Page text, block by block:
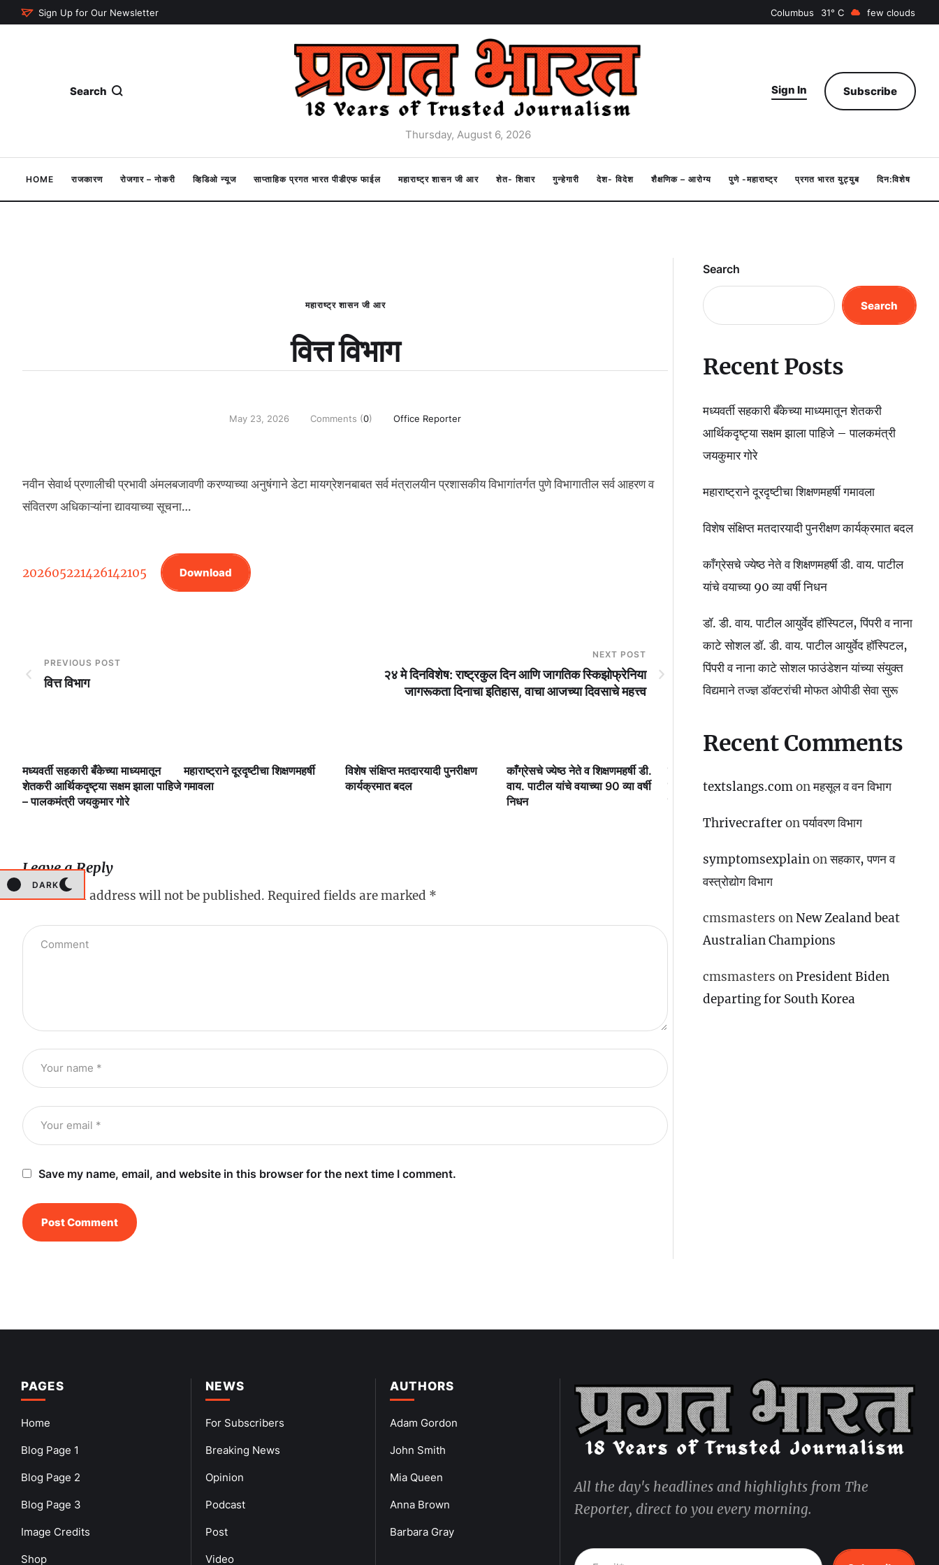
Sign Up for Our Newsletter Columbus 31 few clouds
Search
Thursday, August 6, 2026
Sign In Subscribe
DARK
HOME राजकारण रोजगार – नोकरी व्हिडिओ न्यूज साप्ताहिक प्रगत भारत पीडीएफ फाईल महाराष्ट्र शासन जी आर शेत- शिवार गुन्हेगारी देश- विदेश शैक्षणिक – आरोग्य पुणे -महाराष्ट्र प्रगत भारत युट्युब दिन:विशेष
महाराष्ट्र शासन जी आर
वित्त विभाग
May 23, 2026 Comments (0) Office Reporter
नवीन सेवार्थ प्रणालीची प्रभावी अंमलबजावणी करण्याच्या अनुषंगाने डेटा मायग्रेशनबाबत सर्व मंत्रालयीन प्रशासकीय विभागांतर्गत पुणे विभागातील सर्व आहरण व
संवितरण अधिकाऱ्यांना द्यावयाच्या सूचना…
202605221426142105 Download
PREVIOUS POST
वित्त विभाग
NEXT POST
२४ मे दिनविशेष: राष्ट्रकुल दिन आणि जागतिक स्किझोफ्रेनिया
जागरूकता दिनाचा इतिहास, वाचा आजच्या दिवसाचे महत्त्व
मध्यवर्ती सहकारी बँकेच्या माध्यमातून
शेतकरी आर्थिकदृष्ट्या सक्षम झाला पाहिजे
– पालकमंत्री जयकुमार गोरे
महाराष्ट्राने दूरदृष्टीचा शिक्षणमहर्षी
गमावला
विशेष संक्षिप्त मतदारयादी पुनरीक्षण
कार्यक्रमात बदल
काँग्रेसचे ज्येष्ठ नेते व शिक्षणमहर्षी डी.
वाय. पाटील यांचे वयाच्या 90 व्या वर्षी
निधन
पिंपरी व नाना काटे सोशल डॉ. डी. वाय.
काटे सोशल फाउंडेशन यांच्या संयुक्त
नावाने झालेल्या
उपक्रमाबद्दल आमदार
Leave a Reply
Your email address will not be published. Required fields are marked *
Save my name, email, and website in this browser for the next time I comment.
Search
Search
Recent Posts
मध्यवर्ती सहकारी बँकेच्या माध्यमातून शेतकरी
आर्थिकदृष्ट्या सक्षम झाला पाहिजे – पालकमंत्री
जयकुमार गोरे
महाराष्ट्राने दूरदृष्टीचा शिक्षणमहर्षी गमावला
विशेष संक्षिप्त मतदारयादी पुनरीक्षण कार्यक्रमात बदल
काँग्रेसचे ज्येष्ठ नेते व शिक्षणमहर्षी डी. वाय. पाटील
यांचे वयाच्या 90 व्या वर्षी निधन
डॉ. डी. वाय. पाटील आयुर्वेद हॉस्पिटल, पिंपरी व नाना
काटे सोशल डॉ. डी. वाय. पाटील आयुर्वेद हॉस्पिटल,
पिंपरी व नाना काटे सोशल फाउंडेशन यांच्या संयुक्त
विद्यमाने तज्ज्ञ डॉक्टरांची मोफत ओपीडी सेवा सुरू
Recent Comments
textslangs.comonमहसूल व वन विभाग
Thrivecrafteronपर्यावरण विभाग
symptomsexplainonसहकार, पणन व
वस्‍त्रोद्योग विभाग
cmsmasters onNew Zealand beat
Australian Champions
cmsmasters onPresident Biden
departing for South Korea
PAGES
Home
Blog Page 1
Blog Page 2
Blog Page 3
Image Credits
Shop
NEWS
For Subscribers
Breaking News
Opinion
Podcast
Post
Video
AUTHORS
Adam Gordon
John Smith
Mia Queen
Anna Brown
Barbara Gray
All the day's headlines and highlights from The
Reporter, direct to you every morning.